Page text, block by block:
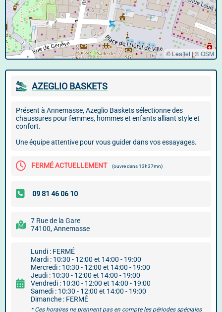
© Leaflet|©OSM
AZEGLIO BASKETS
Présent à Annemasse, Azeglio Baskets sélectionne des
chaussures pour femmes, hommes et enfants alliant style et
confort.
Une équipe attentive pour vous guider dans vos essayages.
FERMÉ ACTUELLEMENT (ouvre dans 13h37mn)
7 Rue de la Gare
74100, Annemasse
Lundi : FERMÉ
Mardi : 10:30 - 12:00 et 14:00 - 19:00
Mercredi : 10:30 - 12:00 et 14:00 - 19:00
Jeudi : 10:30 - 12:00 et 14:00 - 19:00
Vendredi : 10:30 - 12:00 et 14:00 - 19:00
Samedi : 10:30 - 12:00 et 14:00 - 19:00
Dimanche : FERMÉ
* Ces horaires ne prennent pas en compte les périodes spéciales